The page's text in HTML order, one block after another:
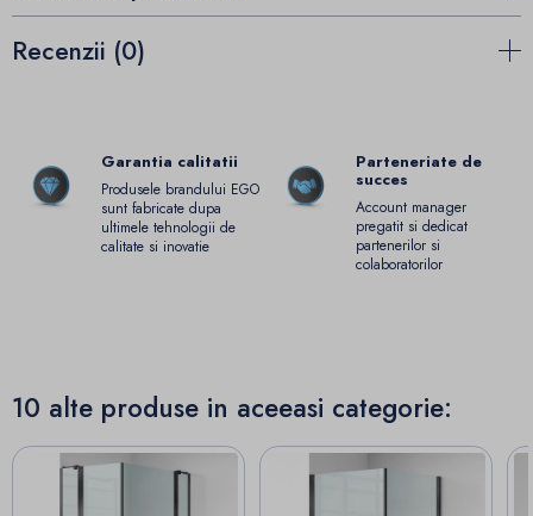
Recenzii (0)
Garantia calitatii
Produsele brandului EGO
sunt fabricate dupa
ultimele tehnologii de
calitate si inovatie
Parteneriate de
succes
Account manager
pregatit si dedicat
partenerilor si
colaboratorilor
10 alte produse in aceeasi categorie: